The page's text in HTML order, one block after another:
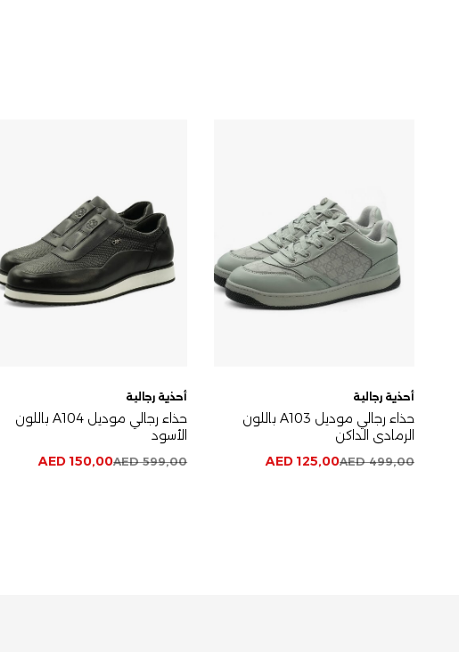
أحذية رجالية
حذاء رجالي موديل A103 باللون
الرمادي الداكن
AED499,00
AED 125,00
أحذية رجالية
حذاء رجالي موديل A104 باللون
الأسود
AED599,00
AED 150,00